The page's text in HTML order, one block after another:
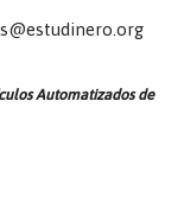
Automatizados de